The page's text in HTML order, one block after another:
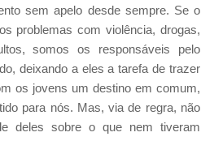
sem apelo desde sempre. Se o
problemas com violência, drogas,
somos os responsáveis pelo
deixando a eles a tarefa de trazer
os jovens um destino em comum,
para nós. Mas, via de regra, não
deles sobre o que nem tiveram